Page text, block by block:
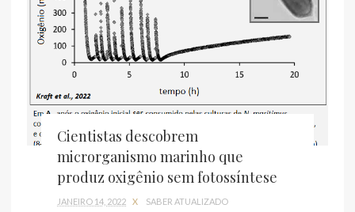
Cientistas descobrem
microrganismo marinho que
produz oxigênio sem fotossíntese
JANEIRO 14, 2022 X SABER ATUALIZADO